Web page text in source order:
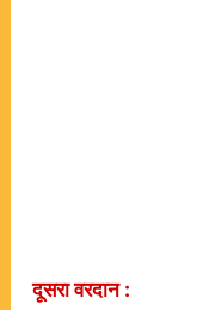
दूसरावरदान :